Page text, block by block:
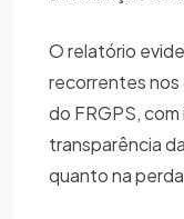
O relatório
recorrentes
do FRGPS,
transparência
quanto na